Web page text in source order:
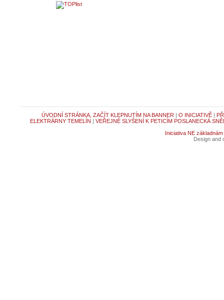
ÚVODNÍ STRÁNKA, ZAČÍT KLEPNUTÍM NA BANNER | O INICIATIVĚ|
ELEKTRÁRNY TEMELÍN | VEŘEJNÉ SLYŠENÍ K PETICÍM POSLANECKÁ
Iniciativa NE základnám
Design and